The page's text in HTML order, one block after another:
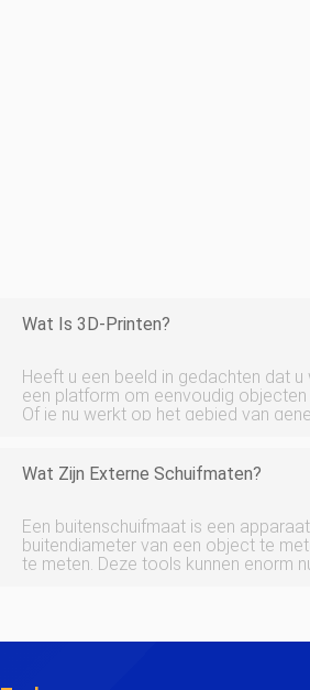
Wat Is 3D-Printen?
Heeft u een beeld in gedachten dat
een platform om eenvoudig
Of je nu werkt op het gebied van
Wat Zijn Externe Schuifmaten?
Een buitenschuifmaat is een
buitendiameter van een object te
te meten. Deze tools kunnen enorm